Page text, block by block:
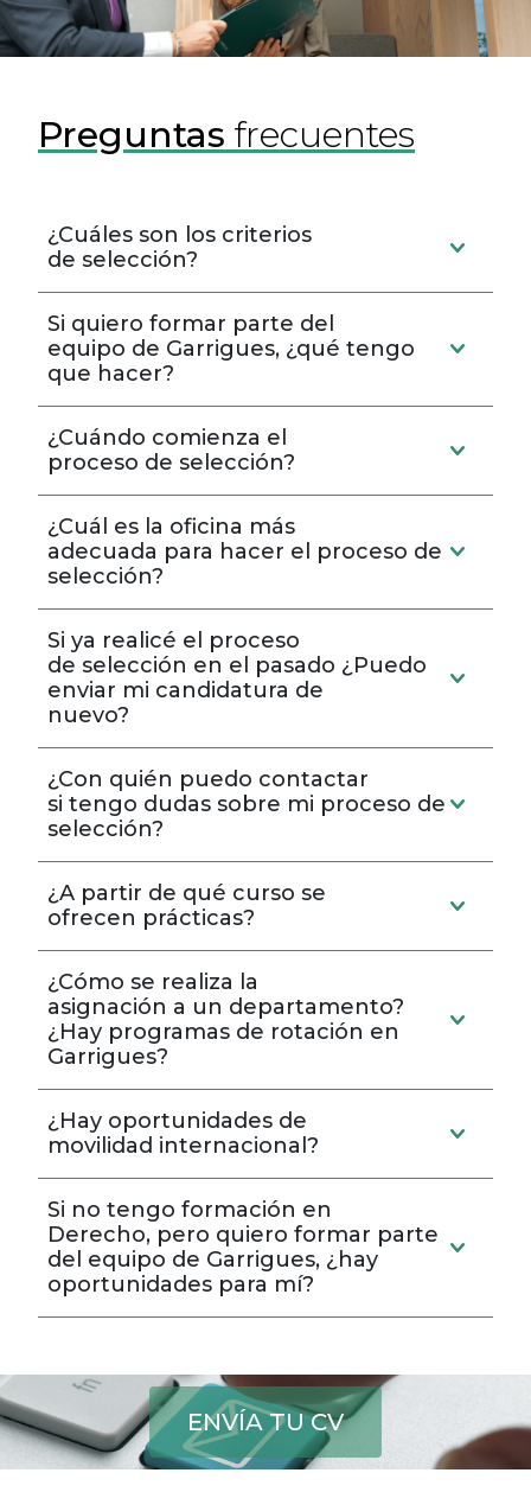
Preguntas frecuentes
¿Cuáles son los criterios
de selección?
Si quiero formar parte del
equipo de Garrigues, ¿qué tengo
que hacer?
¿Cuándo comienza el
proceso de selección?
¿Cuál es la oficina más
adecuada para hacer el proceso de
selección?
Si ya realicé el proceso
de selección en el pasado ¿Puedo
enviar mi candidatura de
nuevo?
¿Con quién puedo contactar
si tengo dudas sobre mi proceso de
selección?
¿A partir de qué curso se
ofrecen prácticas?
¿Cómo se realiza la
asignación a un departamento?
¿Hay programas de rotación en
Garrigues?
¿Hay oportunidades de
movilidad internacional?
Si no tengo formación en
Derecho, pero quiero formar parte
del equipo de Garrigues, ¿hay
oportunidades para mí?
ENVÍA TU CV